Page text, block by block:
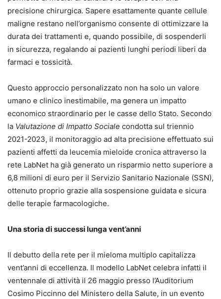
precisione chirurgica. Sapere esattamente quante cellule
maligne restano nell’organismo consente di ottimizzare la
durata dei trattamenti e, quando possibile, di sospenderli
in sicurezza, regalando ai pazienti lunghi periodi liberi da
farmaci e tossicità.
Questo approccio personalizzato non ha solo un valore
umano e clinico inestimabile, ma genera un impatto
economico straordinario per le casse dello Stato. Secondo
la Valutazione di Impatto Sociale condotta sul triennio
2021-2023, il monitoraggio ad alta precisione effettuato sui
pazienti affetti da leucemia mieloide cronica attraverso la
rete LabNet ha già generato un risparmio netto superiore a
6,8 milioni di euro per il Servizio Sanitario Nazionale (SSN),
ottenuto proprio grazie alla sospensione guidata e sicura
delle terapie farmacologiche.
Una storia di successi lunga vent’anni
Il debutto della rete per il mieloma multiplo capitalizza
vent’anni di eccellenza. Il modello LabNet celebra infatti il
ventennale di attività il 26 maggio presso l’Auditorium
Cosimo Piccinno del Ministero della Salute, in un evento